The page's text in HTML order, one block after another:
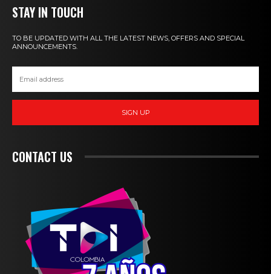
STAY IN TOUCH
TO BE UPDATED WITH ALL THE LATEST NEWS, OFFERS AND SPECIAL
ANNOUNCEMENTS.
SIGN UP
CONTACT US